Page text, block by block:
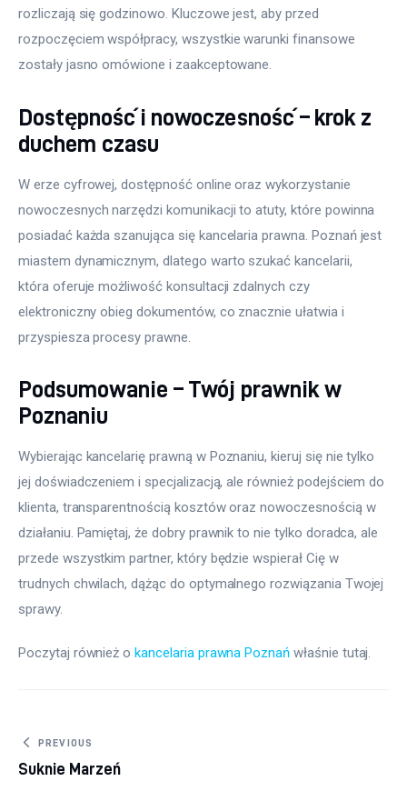
rozliczają się godzinowo. Kluczowe jest, aby przed
rozpoczęciem współpracy, wszystkie warunki finansowe
zostały jasno omówione i zaakceptowane.
Dostępność i nowoczesność – krok z
duchem czasu
W erze cyfrowej, dostępność online oraz wykorzystanie
nowoczesnych narzędzi komunikacji to atuty, które powinna
posiadać każda szanująca się kancelaria prawna. Poznań jest
miastem dynamicznym, dlatego warto szukać kancelarii,
która oferuje możliwość konsultacji zdalnych czy
elektroniczny obieg dokumentów, co znacznie ułatwia i
przyspiesza procesy prawne.
Podsumowanie – Twój prawnik w
Poznaniu
Wybierając kancelarię prawną w Poznaniu, kieruj się nie tylko
jej doświadczeniem i specjalizacją, ale również podejściem do
klienta, transparentnością kosztów oraz nowoczesnością w
działaniu. Pamiętaj, że dobry prawnik to nie tylko doradca, ale
przede wszystkim partner, który będzie wspierał Cię w
trudnych chwilach, dążąc do optymalnego rozwiązania Twojej
sprawy.
Poczytaj również o kancelaria prawna Poznań właśnie tutaj.
Nawigacja wpisu
PREVIOUS
Suknie Marzeń